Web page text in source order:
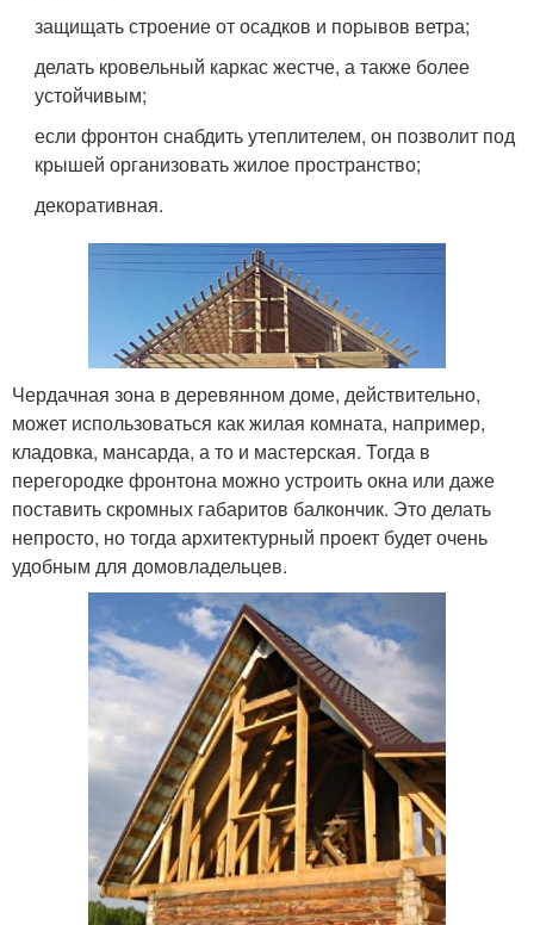
защищать строение от осадков и порывов ветра;
делать кровельный каркас жестче, а также более
устойчивым;
если фронтон снабдить утеплителем, он позволит под
крышей организовать жилое пространство;
декоративная.
Чердачная зона в деревянном доме, действительно,
может использоваться как жилая комната, например,
кладовка, мансарда, а то и мастерская. Тогда в
перегородке фронтона можно устроить окна или даже
поставить скромных габаритов балкончик. Это делать
непросто, но тогда архитектурный проект будет очень
удобным для домовладельцев.